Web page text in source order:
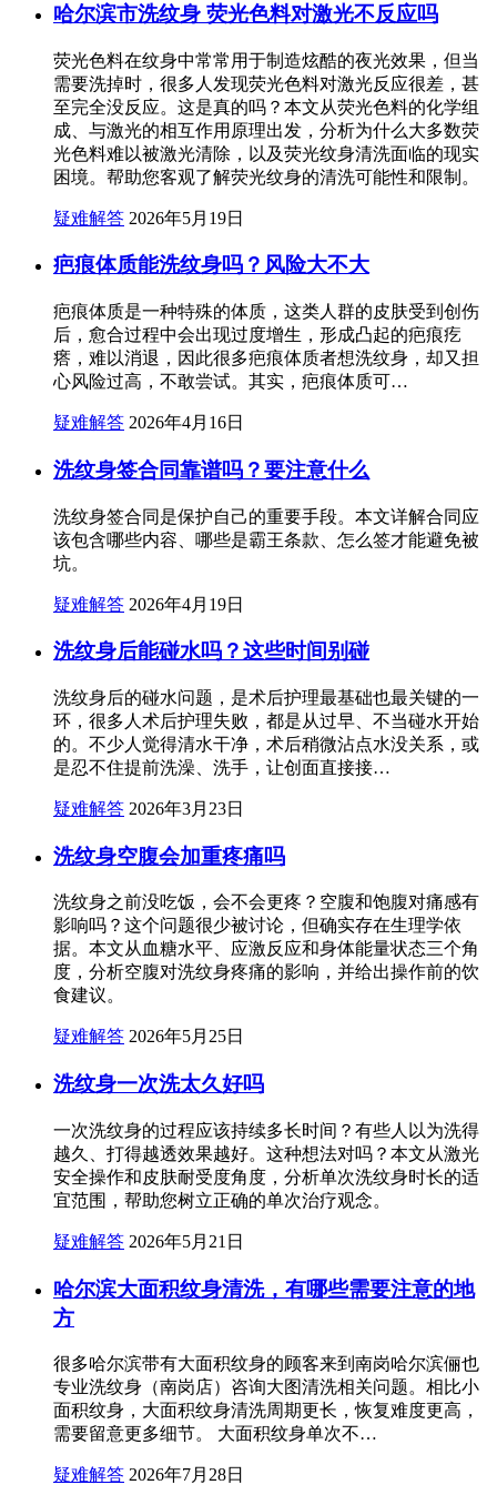
哈尔滨市洗纹身 荧光色料对激光不反应吗
荧光色料在纹身中常常用于制造炫酷的夜光效果，但当
需要洗掉时，很多人发现荧光色料对激光反应很差，甚
至完全没反应。这是真的吗？本文从荧光色料的化学组
成、与激光的相互作用原理出发，分析为什么大多数荧
光色料难以被激光清除，以及荧光纹身清洗面临的现实
困境。帮助您客观了解荧光纹身的清洗可能性和限制。
疑难解答 2026年5月19日
疤痕体质能洗纹身吗？风险大不大
疤痕体质是一种特殊的体质，这类人群的皮肤受到创伤
后，愈合过程中会出现过度增生，形成凸起的疤痕疙
瘩，难以消退，因此很多疤痕体质者想洗纹身，却又担
心风险过高，不敢尝试。其实，疤痕体质可…
疑难解答 2026年4月16日
洗纹身签合同靠谱吗？要注意什么
洗纹身签合同是保护自己的重要手段。本文详解合同应
该包含哪些内容、哪些是霸王条款、怎么签才能避免被
坑。
疑难解答 2026年4月19日
洗纹身后能碰水吗？这些时间别碰
洗纹身后的碰水问题，是术后护理最基础也最关键的一
环，很多人术后护理失败，都是从过早、不当碰水开始
的。不少人觉得清水干净，术后稍微沾点水没关系，或
是忍不住提前洗澡、洗手，让创面直接接…
疑难解答 2026年3月23日
洗纹身空腹会加重疼痛吗
洗纹身之前没吃饭，会不会更疼？空腹和饱腹对痛感有
影响吗？这个问题很少被讨论，但确实存在生理学依
据。本文从血糖水平、应激反应和身体能量状态三个角
度，分析空腹对洗纹身疼痛的影响，并给出操作前的饮
食建议。
疑难解答 2026年5月25日
洗纹身一次洗太久好吗
一次洗纹身的过程应该持续多长时间？有些人以为洗得
越久、打得越透效果越好。这种想法对吗？本文从激光
安全操作和皮肤耐受度角度，分析单次洗纹身时长的适
宜范围，帮助您树立正确的单次治疗观念。
疑难解答 2026年5月21日
哈尔滨大面积纹身清洗，有哪些需要注意的地
方
很多哈尔滨带有大面积纹身的顾客来到南岗哈尔滨俪也
专业洗纹身（南岗店）咨询大图清洗相关问题。相比小
面积纹身，大面积纹身清洗周期更长，恢复难度更高，
需要留意更多细节。 大面积纹身单次不…
疑难解答 2026年7月28日